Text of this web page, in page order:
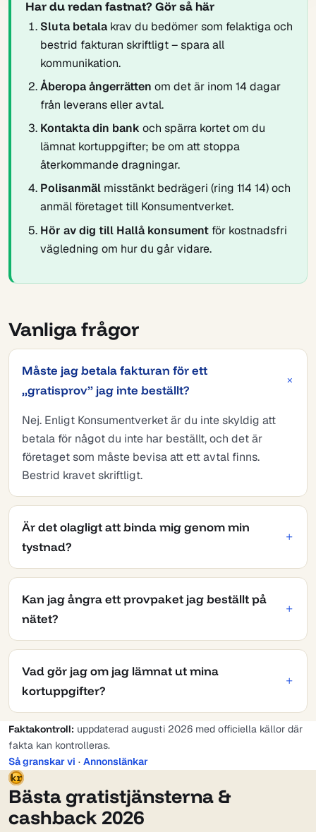
Har du redan fastnat? Gör så här
Sluta betalakrav du bedömer som felaktiga och
bestrid fakturan skriftligt – spara all
kommunikation.
Åberopa ångerrätten om det är inom 14 dagar
från leverans eller avtal.
Kontakta din bank och spärra kortet om du
lämnat kortuppgifter; be om att stoppa
återkommande dragningar.
Polisanmälmisstänkt bedrägeri (ring 114 14) och
anmäl företaget till Konsumentverket.
Hör av dig till Hallå konsumentför kostnadsfri
vägledning om hur du går vidare.
Vanliga frågor
Måste jag betala fakturan för ett
„gratisprov” jag inte beställt?
Nej. Enligt Konsumentverket är du inte skyldig att
betala för något du inte har beställt, och det är
företaget som måste bevisa att ett avtal finns.
Bestrid kravet skriftligt.
Är det olagligt att binda mig genom min
tystnad?
Kan jag ångra ett provpaket jag beställt på
nätet?
Vad gör jag om jag lämnat ut mina
kortuppgifter?
Faktakontroll: uppdaterad augusti 2026 med officiella källor där
fakta kan kontrolleras.
Så granskar vi · Annonslänkar
kr
Bästa gratistjänsterna &
cashback 2026